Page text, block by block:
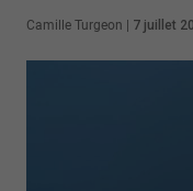
Camille Turgeon 7 juillet